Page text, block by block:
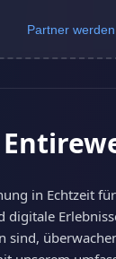
Partner
in Echtzeit
digitale
sind,